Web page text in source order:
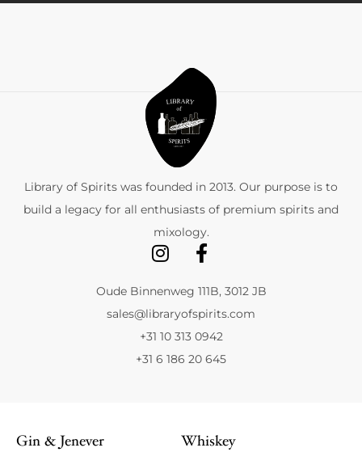
Library of Spirits was founded in 2013. Our purpose is to
build a legacy for all enthusiasts of premium spirits and
mixology.
Oude Binnenweg 111B, 3012 JB
sales@libraryofspirits.com
+31 10 313 0942
+31 6 186 20 645
Gin & Jenever Whiskey